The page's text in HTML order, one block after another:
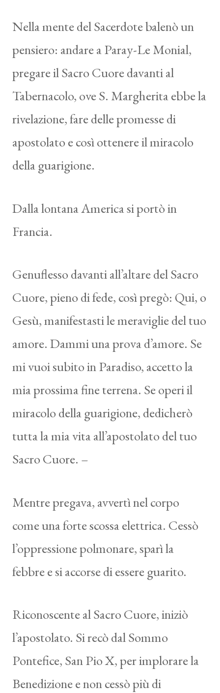
Nella mente del Sacerdote balenò un
pensiero: andare a Paray-Le Monial,
pregare il Sacro Cuore davanti al
Tabernacolo, ove S. Margherita ebbe la
rivelazione, fare delle promesse di
apostolato e così ottenere il miracolo
della guarigione.
Dalla lontana America si portò in
Francia.
Genuflesso davanti all’altare del Sacro
Cuore, pieno di fede, così pregò: Qui, o
Gesù, manifestasti le meraviglie del tuo
amore. Dammi una prova d’amore. Se
mi vuoi subito in Paradiso, accetto la
mia prossima fine terrena. Se operi il
miracolo della guarigione, dedicherò
tutta la mia vita all’apostolato del tuo
Sacro Cuore. –
Mentre pregava, avvertì nel corpo
come una forte scossa elettrica. Cessò
l’oppressione polmonare, sparì la
febbre e si accorse di essere guarito.
Riconoscente al Sacro Cuore, iniziò
l’apostolato. Si recò dal Sommo
Pontefice, San Pio X, per implorare la
Benedizione e non cessò più di